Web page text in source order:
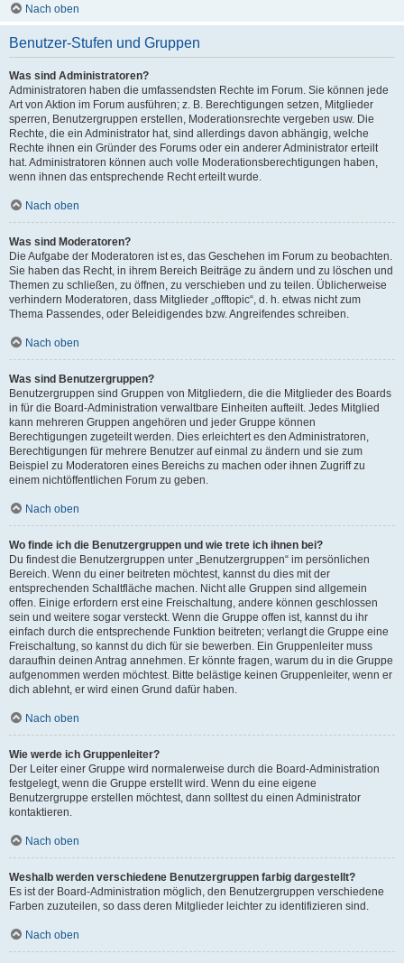
Nach oben
Benutzer-Stufen und Gruppen
Was sind Administratoren?
Administratoren haben die umfassendsten Rechte im Forum. Sie können jede
Art von Aktion im Forum ausführen; z. B. Berechtigungen setzen, Mitglieder
sperren, Benutzergruppen erstellen, Moderationsrechte vergeben usw. Die
Rechte, die ein Administrator hat, sind allerdings davon abhängig, welche
Rechte ihnen ein Gründer des Forums oder ein anderer Administrator erteilt
hat. Administratoren können auch volle Moderationsberechtigungen haben,
wenn ihnen das entsprechende Recht erteilt wurde.
Nach oben
Was sind Moderatoren?
Die Aufgabe der Moderatoren ist es, das Geschehen im Forum zu beobachten.
Sie haben das Recht, in ihrem Bereich Beiträge zu ändern und zu löschen und
Themen zu schließen, zu öffnen, zu verschieben und zu teilen. Üblicherweise
verhindern Moderatoren, dass Mitglieder „offtopic“, d. h. etwas nicht zum
Thema Passendes, oder Beleidigendes bzw. Angreifendes schreiben.
Nach oben
Was sind Benutzergruppen?
Benutzergruppen sind Gruppen von Mitgliedern, die die Mitglieder des Boards
in für die Board-Administration verwaltbare Einheiten aufteilt. Jedes Mitglied
kann mehreren Gruppen angehören und jeder Gruppe können
Berechtigungen zugeteilt werden. Dies erleichtert es den Administratoren,
Berechtigungen für mehrere Benutzer auf einmal zu ändern und sie zum
Beispiel zu Moderatoren eines Bereichs zu machen oder ihnen Zugriff zu
einem nichtöffentlichen Forum zu geben.
Nach oben
Wo finde ich die Benutzergruppen und wie trete ich ihnen bei?
Du findest die Benutzergruppen unter „Benutzergruppen“ im persönlichen
Bereich. Wenn du einer beitreten möchtest, kannst du dies mit der
entsprechenden Schaltfläche machen. Nicht alle Gruppen sind allgemein
offen. Einige erfordern erst eine Freischaltung, andere können geschlossen
sein und weitere sogar versteckt. Wenn die Gruppe offen ist, kannst du ihr
einfach durch die entsprechende Funktion beitreten; verlangt die Gruppe eine
Freischaltung, so kannst du dich für sie bewerben. Ein Gruppenleiter muss
daraufhin deinen Antrag annehmen. Er könnte fragen, warum du in die Gruppe
aufgenommen werden möchtest. Bitte belästige keinen Gruppenleiter, wenn er
dich ablehnt, er wird einen Grund dafür haben.
Nach oben
Wie werde ich Gruppenleiter?
Der Leiter einer Gruppe wird normalerweise durch die Board-Administration
festgelegt, wenn die Gruppe erstellt wird. Wenn du eine eigene
Benutzergruppe erstellen möchtest, dann solltest du einen Administrator
kontaktieren.
Nach oben
Weshalb werden verschiedene Benutzergruppen farbig dargestellt?
Es ist der Board-Administration möglich, den Benutzergruppen verschiedene
Farben zuzuteilen, so dass deren Mitglieder leichter zu identifizieren sind.
Nach oben